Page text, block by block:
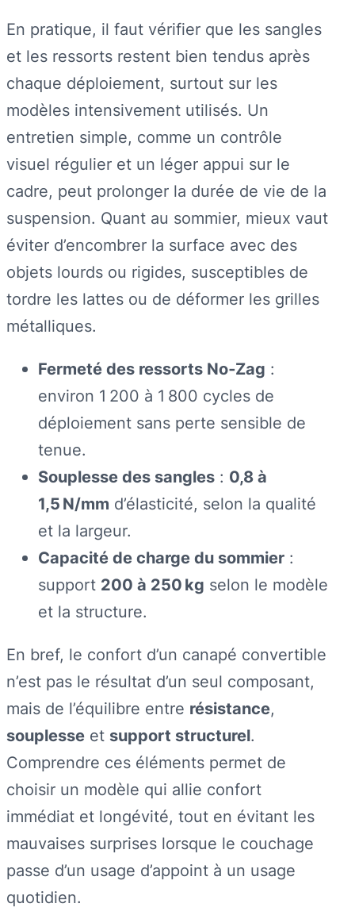
En pratique, il faut vérifier que les sangles
et les ressorts restent bien tendus après
chaque déploiement, surtout sur les
modèles intensivement utilisés. Un
entretien simple, comme un contrôle
visuel régulier et un léger appui sur le
cadre, peut prolonger la durée de vie de la
suspension. Quant au sommier, mieux vaut
éviter d’encombrer la surface avec des
objets lourds ou rigides, susceptibles de
tordre les lattes ou de déformer les grilles
métalliques.
Fermeté des ressorts No‑Zag :
environ 1 200 à 1 800 cycles de
déploiement sans perte sensible de
tenue.
Souplesse des sangles : 0,8 à
1,5 N/mm d’élasticité, selon la qualité
et la largeur.
Capacité de charge du sommier :
support 200 à 250 kg selon le modèle
et la structure.
En bref, le confort d’un canapé convertible
n’est pas le résultat d’un seul composant,
mais de l’équilibre entre résistance,
souplesse et support structurel.
Comprendre ces éléments permet de
choisir un modèle qui allie confort
immédiat et longévité, tout en évitant les
mauvaises surprises lorsque le couchage
passe d’un usage d’appoint à un usage
quotidien.